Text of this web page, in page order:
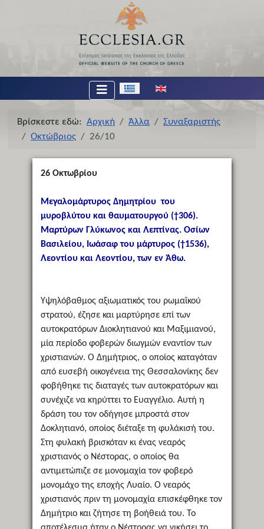
Επιλέξτε τη γλώσσα σας
Βρίσκεστε εδώ: Αρχική Άλλα
Συναξαριστής
Οκτώβριος
26/10
26 Οκτωβρίου
Μεγαλομάρτυρος Δημητρίου του
μυροβλύτου και θαυματουργού (†306).
Μαρτύρων Γλύκωνος και Λεπτίνας. Οσίων
Βασιλείου, Ιωάσαφ του μάρτυρος (†1536),
Λεοντίου και Λεοντίου, των εν Άθω.
Υψηλόβαθμος αξιωματικός του ρωμαϊκού
στρατού, έζησε και μαρτύρησε επί των
αυτοκρατόρων Διοκλητιανού και Μαξιμιανού,
μία περίοδο φοβερών διωγμών εναντίον των
χριστιανών. Ο Δημήτριος, ο οποίος καταγόταν
από ευσεβή οικογένεια της Θεσσαλονίκης δεν
φοβήθηκε τις διαταγές των αυτοκρατόρων και
συνέχιζε να κηρύττει το Ευαγγέλιο. Αυτή η
δράση του τον οδήγησε μπροστά στον
Δοκλητιανό, οποίος διέταξε τη φυλάκισή του.
Στη φυλακή βρισκόταν κι ένας νεαρός
χριστιανός ο Νέστορας, ο οποίος θα
αντιμετώπιζε σε μονομαχία τον φοβερό
μονομάχο της εποχής Λυαίο. Ο νεαρός
χριστιανός πριν τη μονομαχία επισκέφθηκε τον
Δημήτριο και ζήτησε τη βοήθειά του. Το